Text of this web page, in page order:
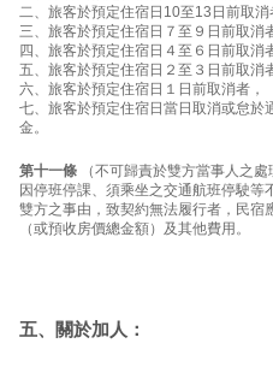
二、旅客於預定住宿日10至13日前取消
三、旅客於預定住宿日７至９日前取消
四、旅客於預定住宿日４至６日前取消
五、旅客於預定住宿日２至３日前取消
六、旅客於預定住宿日１日前取消者
七、旅客於預定住宿日當日取消或怠於
金。
第十一條 （不可歸責於雙方當事人之處
因停班停課、須乘坐之交通航班停駛
雙方之事由，致契約無法履行者，民宿
（或預收房價總金額）及其他費用。
五、關於加人：